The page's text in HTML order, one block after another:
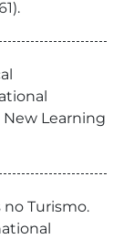
Learning
Turismo.